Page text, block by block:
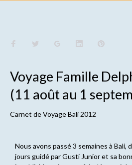
Voyage Famille
(11 août au 1
Carnet deVoyage Bali 2012
Nous avons passé 3 semaines à Bali,
jours guidé par Gusti Junior et sa